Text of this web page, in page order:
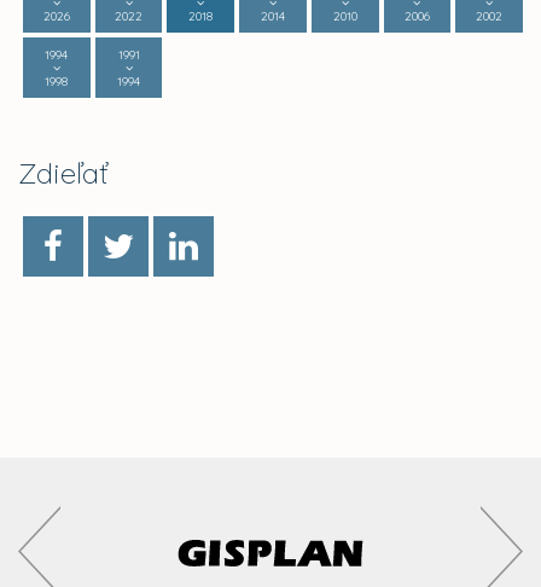
2026
2022
2018
2014
2010
2006
2002
1994
1998
1991
1994
Zdieľať